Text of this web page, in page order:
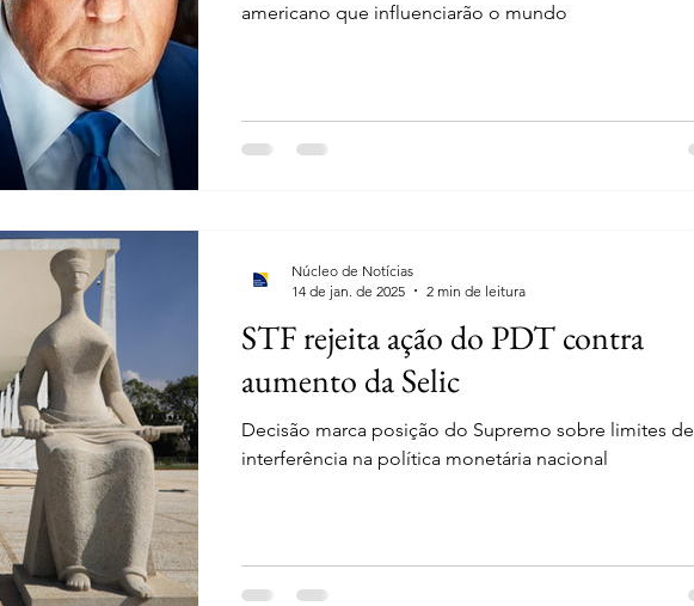
americano que influenciarão o mundo
STF rejeita ação do PDT contra
aumento da Selic
Decisão marca posição do Supremo sobre limites de
interferência na política monetária nacional
Núcleo de Notícias
14 de jan. de 2025
2 min de leitura